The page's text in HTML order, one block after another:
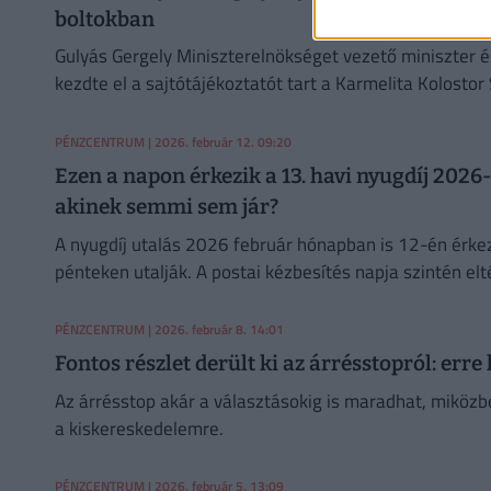
boltokban
Gulyás Gergely Miniszterelnökséget vezető
kezdte el a sajtótájékoztatót tart a Karmelita Kolostor
PÉNZCENTRUM | 2026. február 12. 09:20
Ezen a napon érkezik a 13. havi nyugdíj
akinek semmi sem jár?
A nyugdíj utalás 2026 február hónapban is 12-én
pénteken utalják. A postai kézbesítés napja szintén
PÉNZCENTRUM | 2026. február 8. 14:01
Fontos részlet derült ki az árrésstopról:
Az árrésstop akár a választásokig is maradhat,
a kiskereskedelemre.
PÉNZCENTRUM | 2026. február 5. 13:09